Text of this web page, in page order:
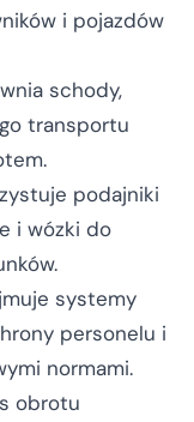
i pojazdów
schody,
transportu
podajniki
i wózki do
systemy
personelu i
normami.
obrotu